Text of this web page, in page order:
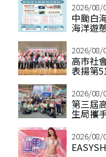
2026/08/
中颱白
海洋遊
2026/08/
高市社
表揚第
2026/08/
第三屆
生局攜
2026/08/